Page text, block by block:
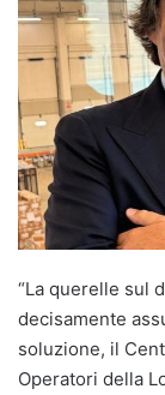
“La querelle sul
decisamente
soluzione, il
Operatori della